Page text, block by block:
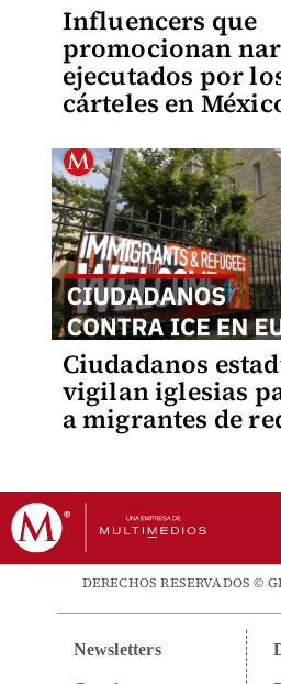
Influencers que
promocionan
ejecutados por
cárteles en
Ciudadanos
vigilan iglesias
a migrantes de
DERECHOS RESERVADOS ©
Newsletters